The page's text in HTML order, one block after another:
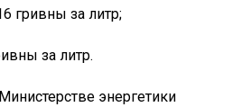
гривны за литр;
за литр.
энергетики